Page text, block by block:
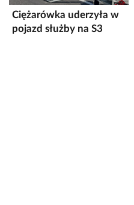
Ciężarówka uderzyła w
pojazd służby na S3